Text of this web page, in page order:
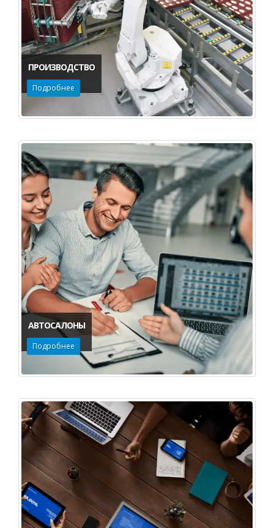
ПРОИЗВОДСТВО
Подробнее
АВТОСАЛОНЫ
Подробнее